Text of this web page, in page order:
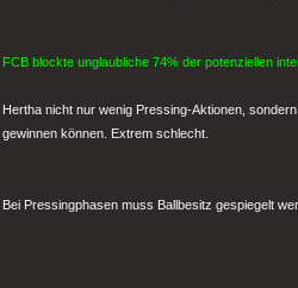
FCB blockte unglaubliche 74% der potenziellen
Hertha nicht nur wenig Pressing-Aktionen,
gewinnen können. Extrem schlecht.
Bei Pressingphasen muss Ballbesitz gespiegelt